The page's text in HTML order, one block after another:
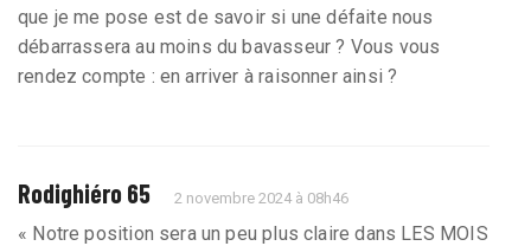
que je me pose est de savoir si une défaite nous
débarrassera au moins du bavasseur ? Vous vous
rendez compte : en arriver à raisonner ainsi ?
Rodighiéro 65 2 novembre 2024 à 08h46
« Notre position sera un peu plus claire dans LES MOIS